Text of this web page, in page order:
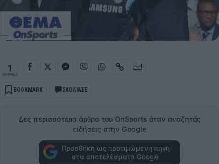
1
SHARES
BOOKMARK ΣΧΟΛΙΑΣΕ
Δες περισσότερα άρθρα του OnSports όταν αναζητάς
ειδήσεις στην Google
Προσθήκη ως προτιμώμενη πηγή
στα αποτελέσματα Google